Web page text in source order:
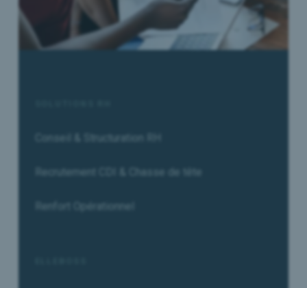
Conseil & Structuration RH
Recrutement CDI & Chasse de tête
Renfort Opérationnel